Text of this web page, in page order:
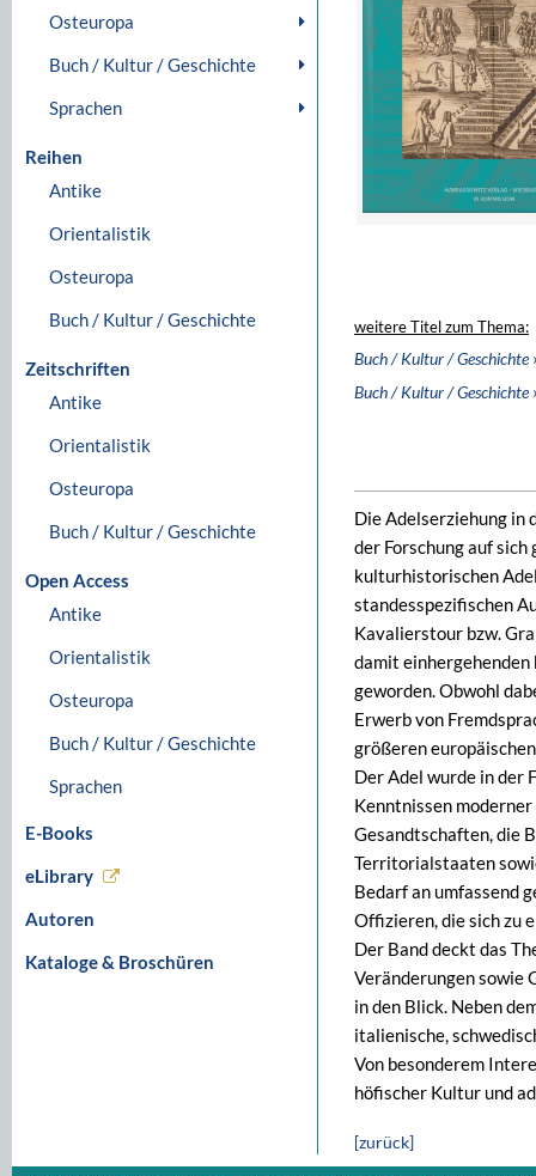
Osteuropa
Buch / Kultur / Geschichte
Sprachen
Reihen
Antike
Orientalistik
Osteuropa
Buch / Kultur / Geschichte
Zeitschriften
Antike
Orientalistik
Osteuropa
Buch / Kultur / Geschichte
Open Access
Antike
Orientalistik
Osteuropa
Buch / Kultur / Geschichte
Sprachen
E-Books
eLibrary
Autoren
Kataloge & Broschüren
weitere Titel zum Thema:
Buch / Kultur / Geschichte
Buch / Kultur / Geschichte
Die Adelserziehung in
der Forschung auf
kulturhistorischen
standesspezifischen
Kavalierstour bzw.
damit
geworden. Obwohl
Erwerb von
größeren
Der Adel wurde in der
Kenntnissen
Gesandtschaften, die
Territorialstaaten
Bedarf an umfassend
Offizieren, die sich zu
Der Band deckt das
Veränderungen sowie
in den Blick. Neben
italienische,
Von besonderem
höfischer Kultur und
[zurück]